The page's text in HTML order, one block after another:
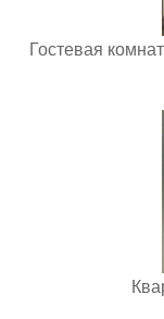
Гостевая